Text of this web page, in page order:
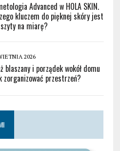
Advanced w HOLA SKIN.
kluczem do pięknej skóry jest
na miarę?
2026
blaszany i porządek wokół domu
zorganizować przestrzeń?